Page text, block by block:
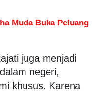
Muda Buka Peluang
juga menjadi
negeri,
khusus. Karena